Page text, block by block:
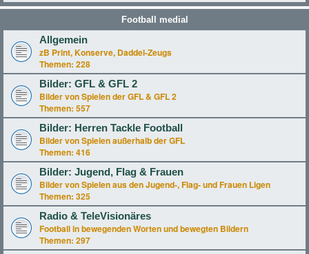
Football medial
Allgemein
zB Print, Konserve, Daddel-Zeugs
Themen: 228
Bilder: GFL & GFL 2
Bilder von Spielen der GFL & GFL 2
Themen: 557
Bilder: Herren Tackle Football
Bilder von Spielen außerhalb der GFL
Themen: 416
Bilder: Jugend, Flag & Frauen
Bilder von Spielen aus den Jugend-, Flag- und Frauen Ligen
Themen: 325
Radio & TeleVisionäres
Football in bewegenden Worten und bewegten Bildern
Themen: 297